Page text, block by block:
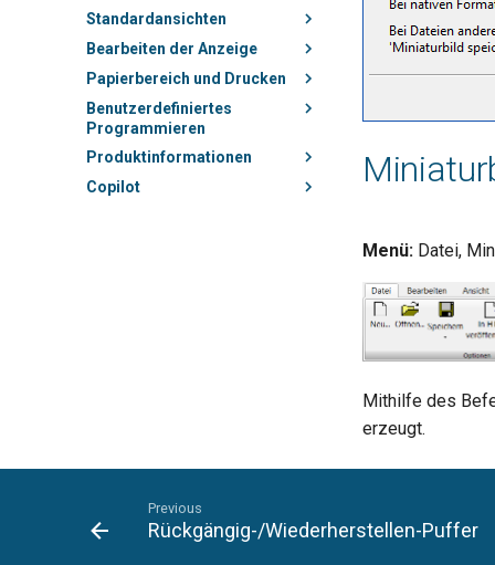
Standardansichten
Bearbeiten der Anzeige
Papierbereich und Drucken
Benutzerdefiniertes
Programmieren
Produktinformationen
Copilot
Menü: Datei,
Mithilfe des
erzeugt.
Previous
Rückgängig-/Wiederherstellen-Puffer